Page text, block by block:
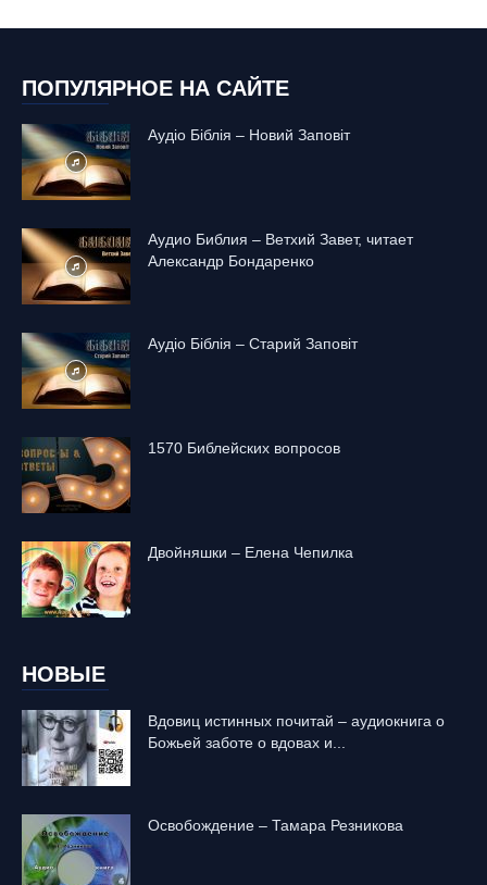
ПОПУЛЯРНОЕ НА САЙТЕ
Аудіо Біблія – Новий Заповіт
Аудио Библия – Ветхий Завет, читает
Александр Бондаренко
Аудіо Біблія – Старий Заповіт
1570 Библейских вопросов
Двойняшки – Елена Чепилка
НОВЫЕ
Вдовиц истинных почитай – аудиокнига о
Божьей заботе о вдовах и...
Освобождение – Тамара Резникова